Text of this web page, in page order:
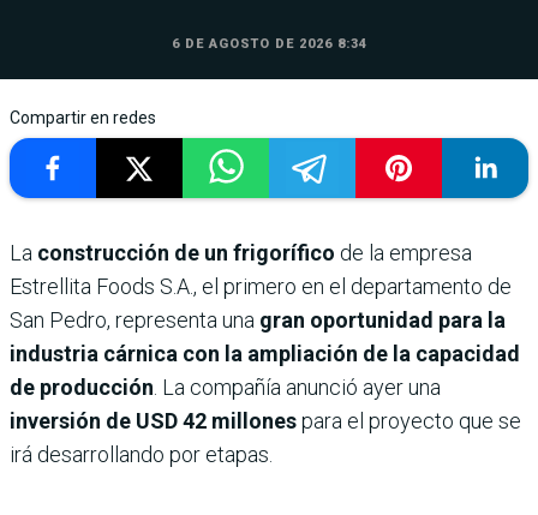
6 DE AGOSTO DE 2026 8:34
Compartir en redes
La construcción de un frigorífico de la empresa
Estrellita Foods S.A., el primero en el departamento de
San Pedro, representa una gran oportunidad para la
industria cárnica con la ampliación de la capacidad
de producción . La compañía anunció ayer una
inversión de USD 42 millonespara el proyecto que se
irá desarrollando por etapas.